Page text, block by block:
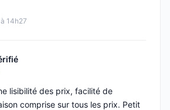
14h27
lisibilité des prix, facilité de
comprise sur tous les prix. Petit